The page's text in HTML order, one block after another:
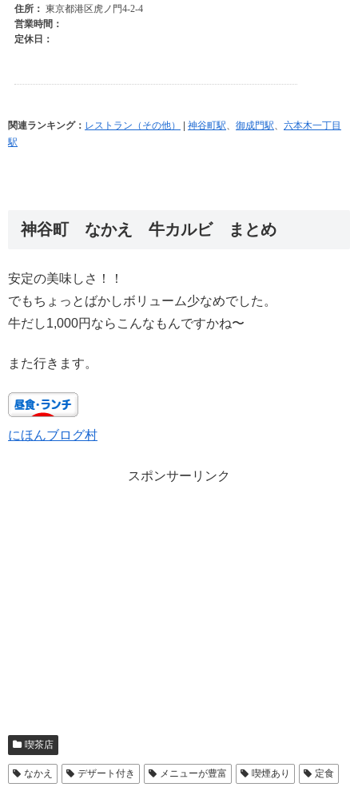
関連ランキング： レストラン（その他） | 神谷町駅 御成門駅
六本木一丁目
駅
神谷町 なかえ 牛カルビ まとめ
安定の美味しさ！！
でもちょっとばかしボリューム少なめでした。
牛だし1,000円ならこんなもんですかね〜
また行きます。
にほんブログ村
スポンサーリンク
喫茶店
なかえ デザート付き メニューが豊富 喫煙あり 定食